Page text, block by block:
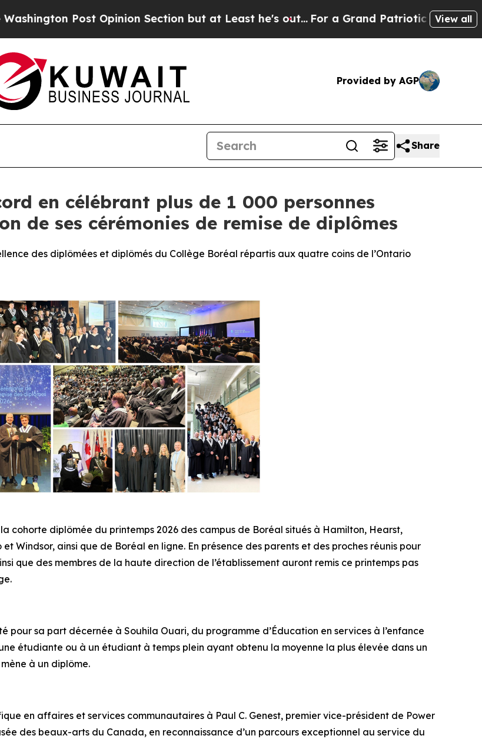
Opinion Section but at Least he's out...For a Grand Patriotic Bargain Democrats
View all
Provided by AGP
Share
en célébrant plus de 1 000 personnes
de ses cérémonies de remise de diplômes
des diplômées et diplômés du Collège Boréal répartis aux quatre coins de l’Ontario
cohorte diplômée du printemps 2026 des campus de Boréal situés à Hamilton, Hearst,
Windsor, ainsi que de Boréal en ligne. En présence des parents et des proches réunis pour
que des membres de la haute direction de l’établissement auront remis ce printemps pas
sa part décernée à Souhila Ouari, du programme d’Éducation en services à l’enfance
étudiante ou à un étudiant à temps plein ayant obtenu la moyenne la plus élevée dans un
à un diplôme.
en affaires et services communautaires à Paul C. Genest, premier vice-président de Power
des beaux-arts du Canada, en reconnaissance d’un parcours exceptionnel au service du